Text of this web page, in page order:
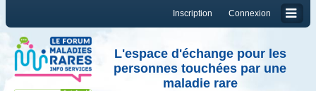
Connexion
Inscription
L'espace d'échange pour les
personnes touchées par une
maladie rare